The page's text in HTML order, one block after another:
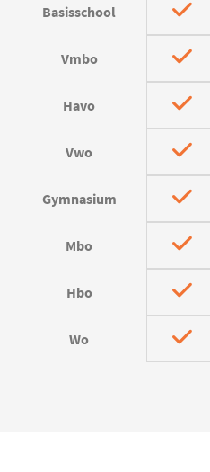
Basisschool
Vmbo
Havo
Vwo
Gymnasium
Mbo
Hbo
Wo